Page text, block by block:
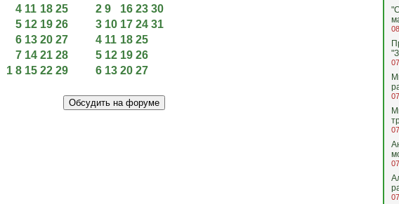
4 11 18 25
5 12 19 26
6 13 20 27
7 14 21 28
1 8 15 22 29
2 9 16 23 30
3 10 17 24 31
4 11 18 25
5 12 19 26
6 13 20 27